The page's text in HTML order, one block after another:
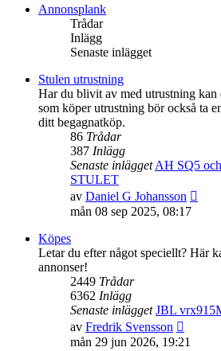
Annonsplank
Trådar
Inlägg
Senaste inlägget
Stulen utrustning
Har du blivit av med utrustning kan
som köper utrustning bör också ta
ditt begagnatköp.
86 Trådar
387 Inlägg
Senaste inlägget AH SQ5
STULET
av Daniel G Johansson
mån 08 sep 2025, 08:17
Köpes
Letar du efter något speciellt? Här
annonser!
2449 Trådar
6362 Inlägg
Senaste inlägget JBL
av Fredrik Svensson
till
mån 29 jun 2026, 19:21